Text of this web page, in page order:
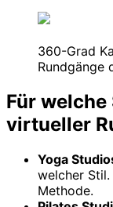
360-Grad
Rundgänge
Für
virtueller
Yoga
welcher
Methode.